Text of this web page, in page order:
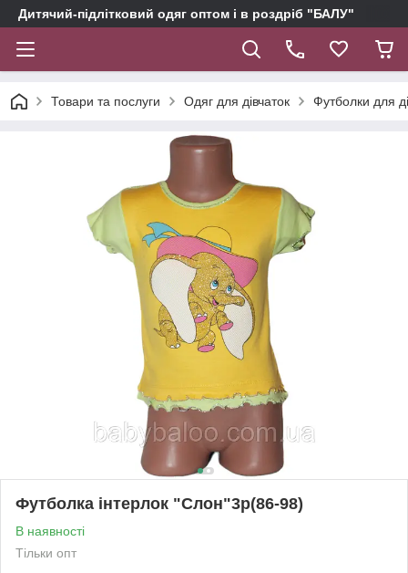
Дитячий-підлітковий одяг оптом і в роздріб "БАЛУ"
Товари та послуги Одяг для дівчаток Футболки для
Футболка інтерлок "Слон"3р(86-98)
В наявності
Тільки опт